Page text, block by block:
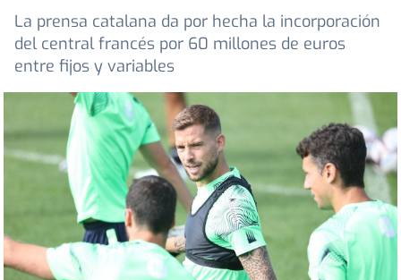
La prensa catalana da por hecha la incorporación
del central francés por 60 millones de euros
entre fijos y variables